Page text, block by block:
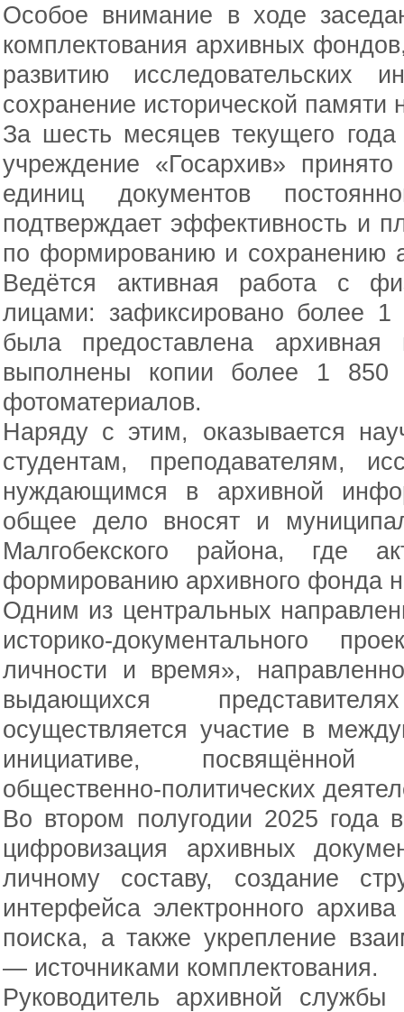
Особое внимание в ходе
комплектования архивных
развитию исследовательских
сохранение исторической памяти
За шесть месяцев текущего года
учреждение «Госархив»
единиц документов
подтверждает эффективность и
по формированию и сохранению
Ведётся активная работа с
лицами: зафиксировано более
была предоставлена
выполнены копии более 1 850
фотоматериалов.
Наряду с этим, оказывается
студентам, преподавателям,
нуждающимся в архивной
общее дело вносят и
Малгобекского района, где
формированию архивного фонда
Одним из центральных
историко-документального
личности и время»,
выдающихся
осуществляется участие в
инициативе, посвящённой
общественно-политических
Во втором полугодии 2025 года
цифровизация архивных
личному составу, создание
интерфейса электронного
поиска, а также укрепление
— источниками комплектования.
Руководитель архивной